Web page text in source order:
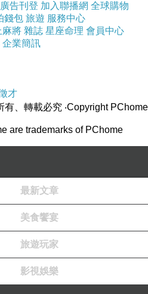
，沒有嘴講自己，韓國瑜
清德、卓榮泰以及民進黨
要替陳美雅來問，這不是
麼才是？
為了國家、為了人民，要
偏袒任何一個政黨，這麼
為一個總統到現在還不懂
成笨蛋耍！
了26年，還不夠嗎？枉費
，竟然把高雄人對民進黨
讓我替支持民進黨的高雄
雅告訴高雄朋友們，像民
政黨，毋通愛相信啊！高
彼個人的嘴臉，嘜乎簡單
廣告刊登 加入聯播網 全球購物
錢包 旅遊 服務中心
麻將 雜誌 星座命理 會員中心
企業簡訊
才
有、轉載必究 ‧Copyright PChome
are trademarks of PChome
最新文章
美食饗宴
旅遊玩家
影視娛樂